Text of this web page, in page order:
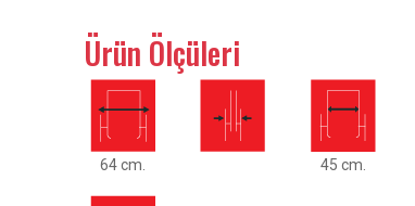
Ürün Ölçüleri
64 cm. 45 cm.